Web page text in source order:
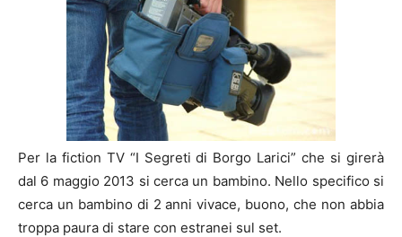
Per la fiction TV “I Segreti di Borgo Larici” che si girerà
dal 6 maggio 2013 si cerca un bambino. Nello specifico si
cerca un bambino di 2 anni vivace, buono, che non abbia
troppa paura di stare con estranei sul set.